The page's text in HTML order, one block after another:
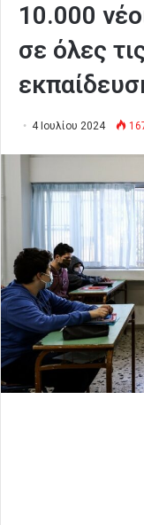
10.000
σε όλες
4 Ιουλίου 2024